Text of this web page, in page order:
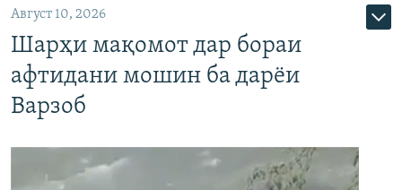
Август 10, 2026
Шарҳи мақомот дар бораи
афтидани мошин ба дарёи
Варзоб